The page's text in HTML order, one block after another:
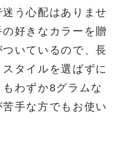
う心配はありませ
好きなカラーを贈
いているので、長
タイルを選ばずに
わずか8グラムな
手な方でもお使い